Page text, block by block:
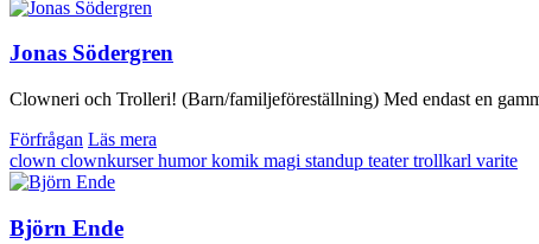
Jonas Södergren
Clowneri och Trolleri! (Barn/familjeföreställning) Med endast en
Förfrågan Läs mera
clown clownkurserhumorkomik magi standup teatertrollkarl varite
Björn Ende